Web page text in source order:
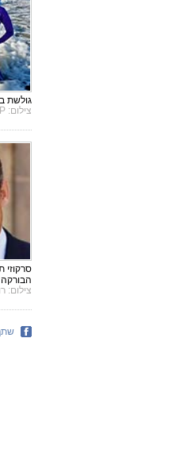
גולשת
צילום: AP
סרקוזי
הבורקה
צילום: